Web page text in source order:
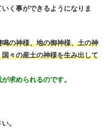
く事ができるようになりま
の神様、地の御神様、土の神
々の産土の神様を生み出して
求められるのです。
。